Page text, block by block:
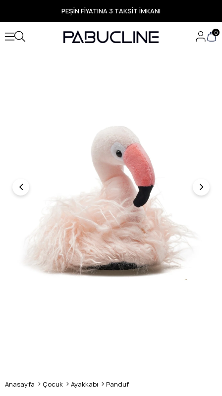
PEŞİN FİYATINA 3 TAKSİT İMKANI
TÜM ÜRÜNLERDE ÜCRETSİZ KARGO
Yeni Sezon Ürünlerde Özel Fırsatlar
Seçili Ürünlerde Hızlı Teslimat
0
Anasayfa Çocuk Ayakkabı Panduf